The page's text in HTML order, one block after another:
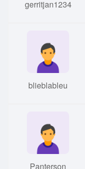
gerritjan1234
blieblableu
Panterson